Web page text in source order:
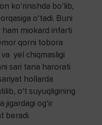
ko‘rinishda bo‘lib,
o‘tadi. Buni
miokard infarti
qorni tobora
yel chiqmasligi
sari tana harorati
hollarda
o‘t suyuqligining
jigardagi og‘ir
beradi.